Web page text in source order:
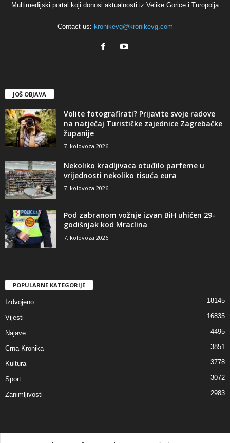
Multimedijski portal koji donosi aktualnosti iz Velike Gorice i Turopolja
Contact us: kronikevg@kronikevg.com
JOŠ OBJAVA
Volite fotografirati? Prijavite svoje radove
na natječaj Turističke zajednice Zagrebačke
županije
7. kolovoza 2026
Nekoliko kradljivaca otuđilo parfeme u
vrijednosti nekoliko tisuća eura
7. kolovoza 2026
Pod zabranom vožnje izvan BiH uhićen 29-
godišnjak kod Mraclina
7. kolovoza 2026
POPULARNE KATEGORIJE
Izdvojeno 18145
Vijesti 16835
Najave 4495
Crna Kronika 3851
Kultura 3778
Sport 3072
Zanimljivosti 2983